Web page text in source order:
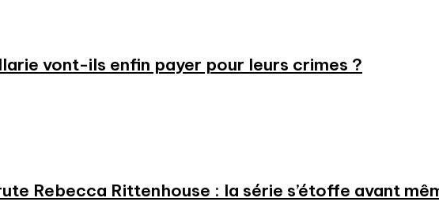
vont-ils enfin payer pour leurs crimes ?
Rebecca Rittenhouse : la série s’étoffe avant